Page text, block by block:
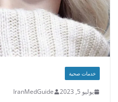
خدمات صحية
يوليو 5, 2023 IranMedGuide